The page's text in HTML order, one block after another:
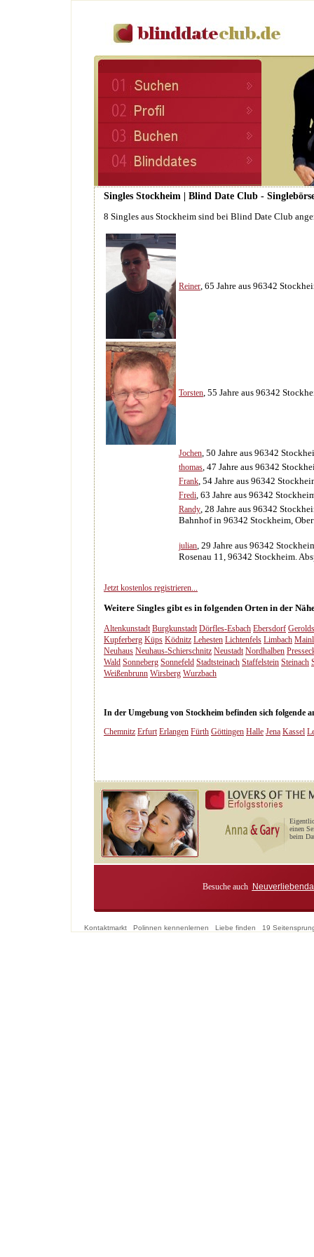
Singles Stockheim | Blind Date Club -
8 Singles aus Stockheim sind bei Blind Date Club
Reiner, 65 Jahre aus 96342
Torsten, 55 Jahre aus 96342
Jochen, 50 Jahre aus 96342
thomas, 47 Jahre aus 96342
Frank, 54 Jahre aus 96342
Fredi, 63 Jahre aus 96342
Randy, 28 Jahre aus 96342
Bahnhof in 96342 Stockheim,
julian, 29 Jahre aus 96342
Rosenau 11, 96342 Stockheim.
Jetzt kostenlos registrieren...
Weitere Singles gibt es in folgenden Orten in der
Altenkunstadt Burgkunstadt Dörfles-Esbach Ebersdorf
Kupferberg Küps Ködnitz Lehesten Lichtenfels Limbach
Neuhaus Neuhaus-Schierschnitz Neustadt Nordhalben
Wald Sonneberg Sonnefeld Stadtsteinach Staffelstein Steinach
Weißenbrunn Wirsberg Wurzbach
In der Umgebung von Stockheim befinden sich folgende
Chemnitz Erfurt Erlangen Fürth Göttingen Halle Jena Kassel
einen
beim
Besuche auch
Kontaktmarkt Polinnen kennenlernen Liebe finden 19